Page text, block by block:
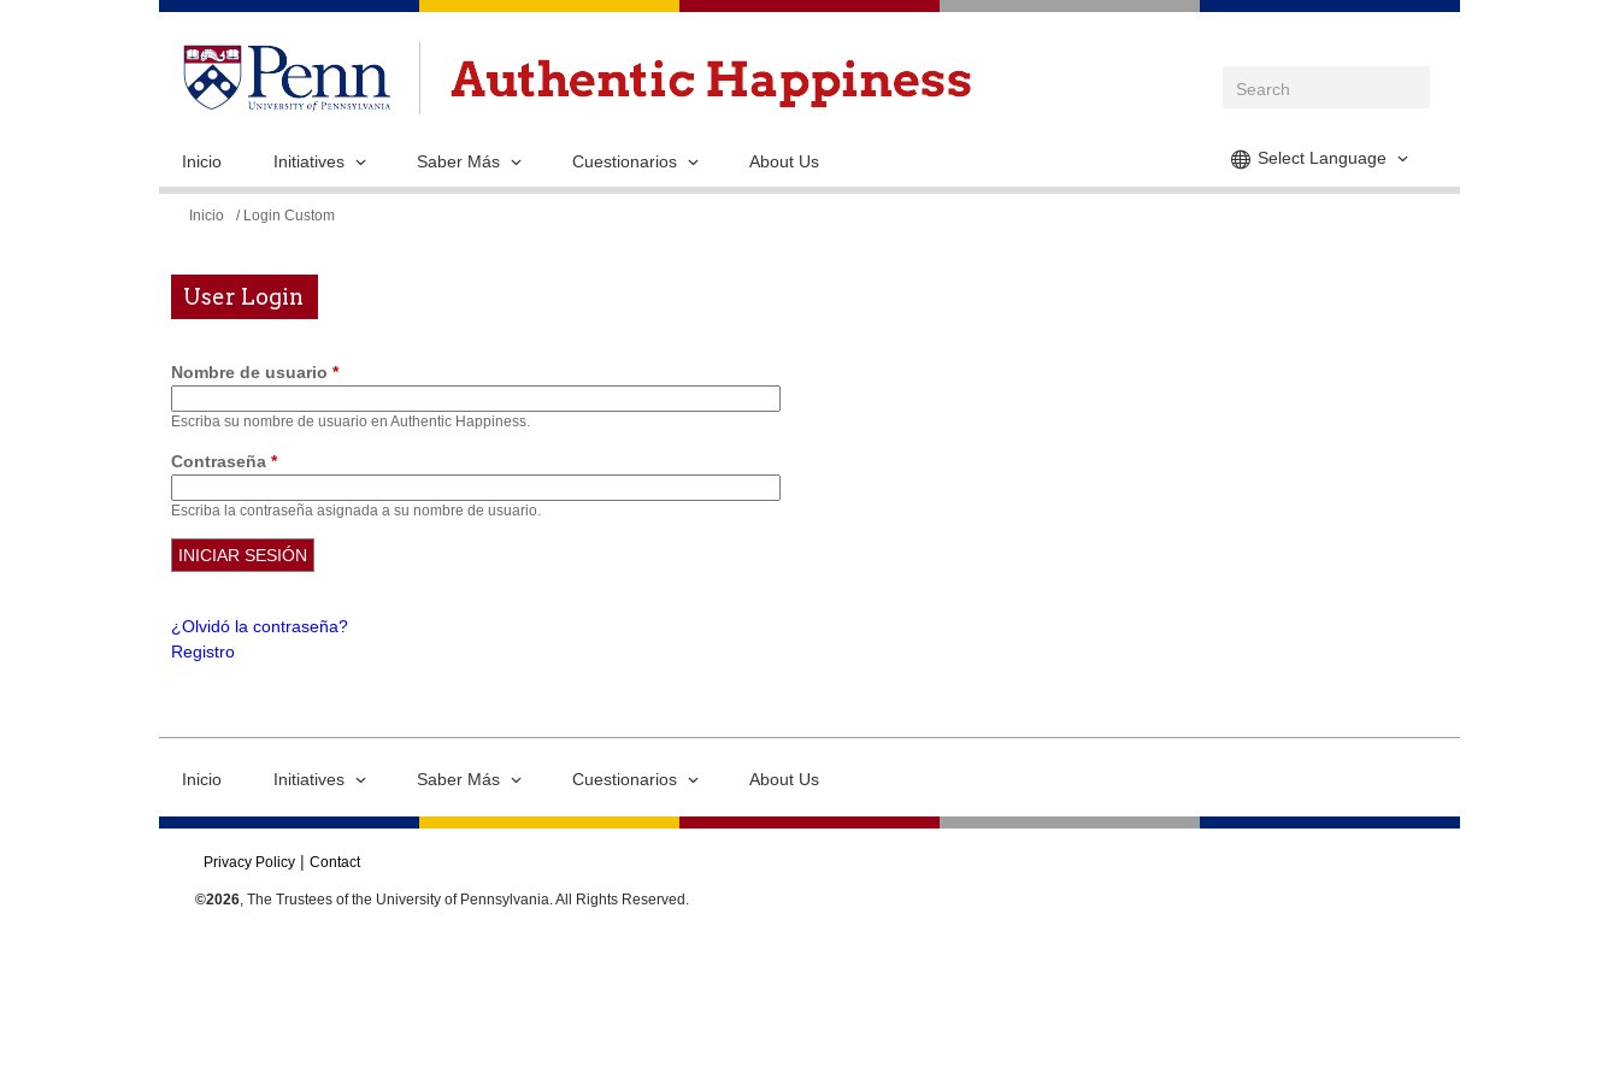
Pasar
contenido
Select Language
Inicio Initiatives Saber Más Cuestionarios About Us
Se
usted
aquí
Inicio / Login Custom
User Login
Nombre de usuario *
Escriba su nombre de usuario en Authentic Happiness.
Contraseña *
Escriba la contraseña asignada a su nombre de usuario.
¿Olvidó la contraseña?
Registro
Inicio Initiatives Saber Más Cuestionarios About Us
Privacy Policy Contact
©2026, The Trustees of the University of Pennsylvania. All Rights Reserved.